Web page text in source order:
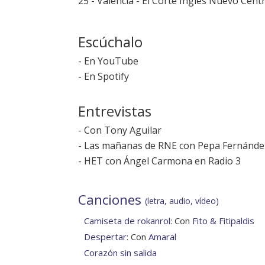
Escúchalo
- En YouTube
- En Spotify
Entrevistas
- Con Tony Aguilar
- Las mañanas de RNE con Pepa
- HET con Ángel Carmona en Radio 3
Canciones (letra, audio, vídeo)
Camiseta de rokanrol: Con Fito & Fitipaldis
Despertar: Con Amaral
Corazón sin salida